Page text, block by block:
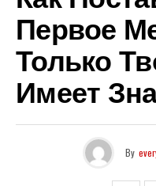
Первое
Только
Имеет
By